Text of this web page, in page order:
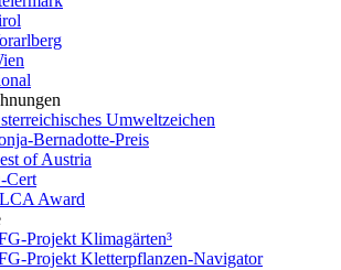
Umweltzeichen
Bernadotte-Preis
of Austria
Cert
Award
Projekt Klimagärten³
Projekt Kletterpflanzen-Navigator